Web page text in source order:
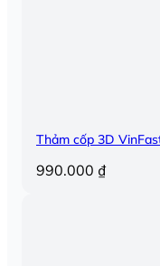
Thảm cốp 3D
990.000 ₫